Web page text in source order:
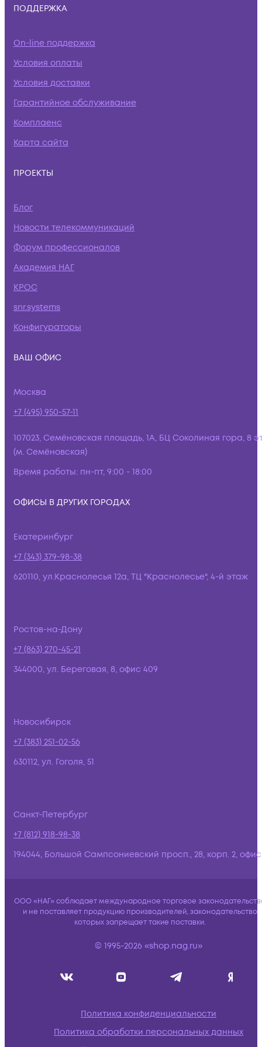
ПОДДЕРЖКА
On-line поддержка
Условия оплаты
Условия доставки
Гарантийное обслуживание
Комплаенс
Карта сайта
ПРОЕКТЫ
Блог
Новости телекоммуникаций
Форум профессионалов
Академия НАГ
КРОС
snr.systems
Конфигураторы
ВАШ ОФИС
Москва
+7 (495) 950-57-11
107023, Семёновская площадь, 1А, БЦ Соколиная гора, 8
(м. Семёновская)
Время работы: пн-пт, 9:00 - 18:00
ОФИСЫ В ДРУГИХ ГОРОДАХ
Екатеринбург
+7 (343) 379-98-38
620110, ул.Краснолесья 12а, ТЦ "Краснолесье", 4-й этаж
Ростов-на-Дону
+7 (863) 270-45-21
344000, ул. Береговая, 8, офис 409
Новосибирск
+7 (383) 251-02-56
630112, ул. Гоголя, 51
Санкт-Петербург
+7 (812) 918-98-38
194044, Большой Сампсониевский просп., 28, корп. 2,
ООО «НАГ» соблюдает международное торговое
и не поставляет продукцию производителей, законодательство
которых запрещает такие поставки.
© 1995-2026 «shop.nag.ru»
Политика конфиденциальности
Политика обработки персональных данных